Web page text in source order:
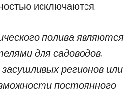
исключаются.
полива являются
для садоводов,
засушливых регионов или
постоянного